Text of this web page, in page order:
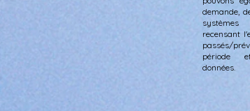
demande,
recensant
passés/
période
données.